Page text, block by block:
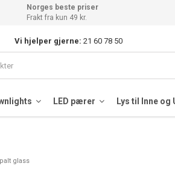
Norges beste priser
Frakt fra kun 49 kr.
Vi hjelper gjerne: 21 60 78 50
LED pærer Lys til Inne og
glass